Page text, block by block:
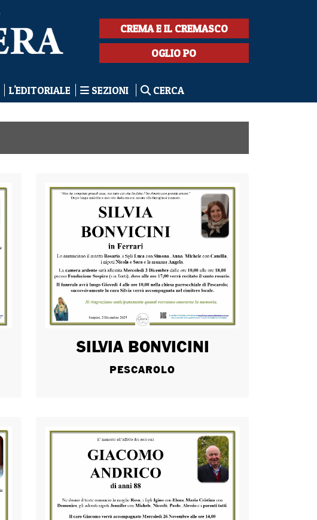
CREMA E IL CREMASCO
OGLIO PO
L'EDITORIALE SEZIONI CERCA
SILVIA BONVICINI
PESCAROLO